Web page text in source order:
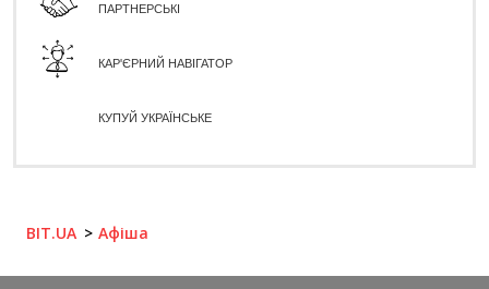
ПАРТНЕРСЬКІ
КАР'ЄРНИЙ НАВІГАТОР
КУПУЙ УКРАЇНСЬКЕ
BIT.UA Афіша